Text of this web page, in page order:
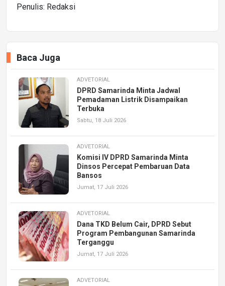
Penulis: Redaksi
Baca Juga
ADVETORIAL
DPRD Samarinda Minta Jadwal
Pemadaman Listrik Disampaikan
Terbuka
Sabtu, 18 Juli 2026
ADVETORIAL
Komisi IV DPRD Samarinda Minta
Dinsos Percepat Pembaruan Data
Bansos
Jumat, 17 Juli 2026
ADVETORIAL
Dana TKD Belum Cair, DPRD Sebut
Program Pembangunan Samarinda
Terganggu
Jumat, 17 Juli 2026
ADVETORIAL